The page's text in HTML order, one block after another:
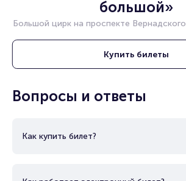
большой»
Большой цирк на проспекте Вернадского
Купить билеты
Вопросы и ответы
Как купить билет?